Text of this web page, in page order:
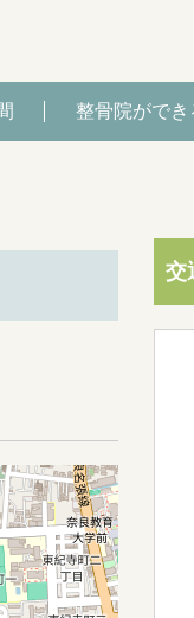
整骨院ができ
交